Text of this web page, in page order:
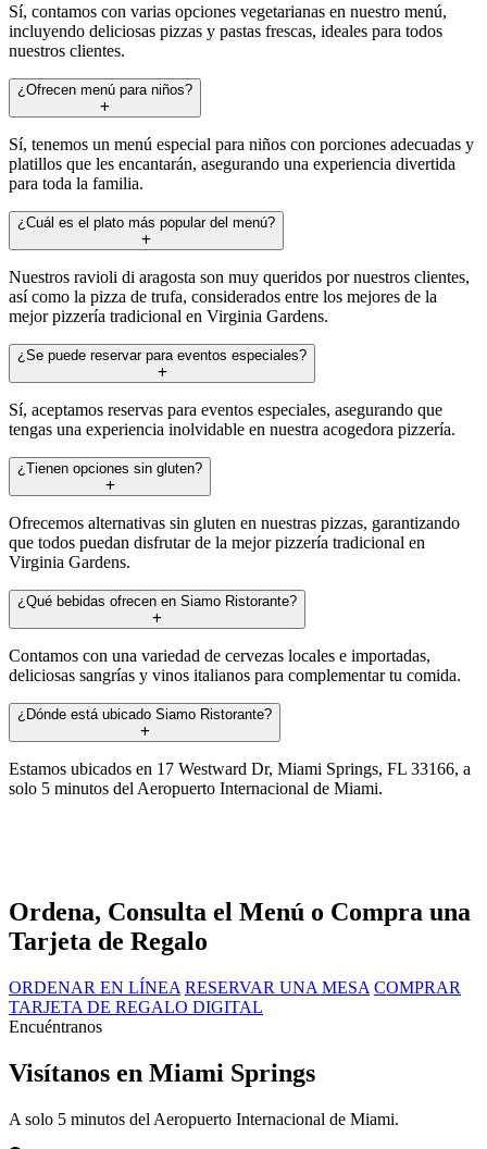
Sí, contamos con varias opciones vegetarianas en nuestro menú,
incluyendo deliciosas pizzas y pastas frescas, ideales para todos
nuestros clientes.
¿Ofrecen menú para niños?
Sí, tenemos un menú especial para niños con porciones adecuadas y
platillos que les encantarán, asegurando una experiencia divertida
para toda la familia.
¿Cuál es el plato más popular del menú?
Nuestros ravioli di aragosta son muy queridos por nuestros clientes,
así como la pizza de trufa, considerados entre los mejores de la
mejor pizzería tradicional en Virginia Gardens.
¿Se puede reservar para eventos especiales?
Sí, aceptamos reservas para eventos especiales, asegurando que
tengas una experiencia inolvidable en nuestra acogedora pizzería.
¿Tienen opciones sin gluten?
Ofrecemos alternativas sin gluten en nuestras pizzas, garantizando
que todos puedan disfrutar de la mejor pizzería tradicional en
Virginia Gardens.
¿Qué bebidas ofrecen en Siamo Ristorante?
Contamos con una variedad de cervezas locales e importadas,
deliciosas sangrías y vinos italianos para complementar tu comida.
¿Dónde está ubicado Siamo Ristorante?
Estamos ubicados en 17 Westward Dr, Miami Springs, FL 33166, a
solo 5 minutos del Aeropuerto Internacional de Miami.
Ordena, Consulta el Menú o Compra una
Tarjeta de Regalo
ORDENAR EN LÍNEA RESERVAR UNA MESA COMPRAR
TARJETA DE REGALO DIGITAL
Encuéntranos
Visítanos en Miami Springs
A solo 5 minutos del Aeropuerto Internacional de Miami.